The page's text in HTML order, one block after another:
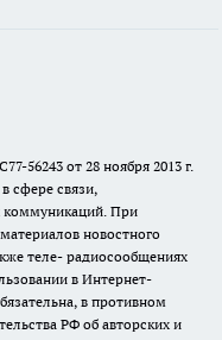
56243 от 28 ноября 2013 г.
сфере связи,
коммуникаций. При
новостного
теле- радиосообщениях
в Интернет-
в противном
РФ об авторских и